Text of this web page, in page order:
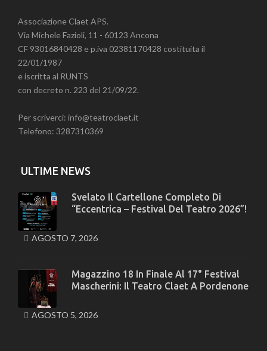
Associazione Claet APS.
Via Michele Fazioli, 11 - 60123 Ancona
CF 93016840428 e p.iva 02381170428 costituita il
22/01/1987
e iscritta al RUNTS
con decreto n. 223 del 21/09/22.
Per scriverci: info@teatroclaet.it
Telefono: 3287310369
ULTIME NEWS
Svelato Il Cartellone Completo Di
“Eccentrica – Festival Del Teatro 2026”!
AGOSTO 7, 2026
Magazzino 18 In Finale Al 17° Festival
Mascherini: Il Teatro Claet A Pordenone
AGOSTO 5, 2026